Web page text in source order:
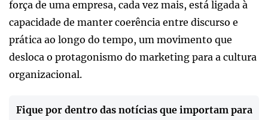
força de uma empresa, cada vez mais, está ligada à
capacidade de manter coerência entre discurso e
prática ao longo do tempo, um movimento que
desloca o protagonismo do marketing para a cultura
organizacional.
Fique por dentro das notícias que importam para